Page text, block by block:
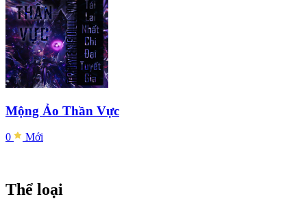
Mộng Ảo Thần Vực
0 Mới
Thể loại